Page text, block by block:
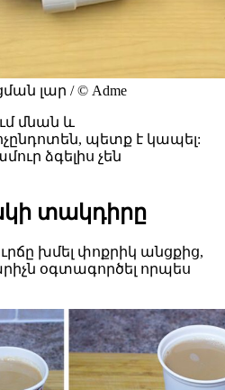
լար / © Adme
մնան և
պետք է կապել:
ձգելիս չեն
տակդիրը
խմել փոքրիկ անցքից,
օգտագործել որպես